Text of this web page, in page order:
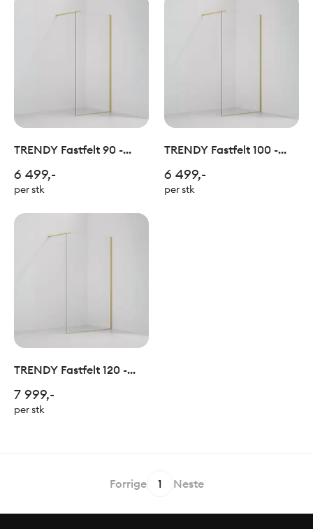
TRENDY Fastfelt 90 -
6 499,-
per stk
TRENDY Fastfelt 100 -
6 499,-
per stk
TRENDY Fastfelt 120 -
7 999,-
per stk
Forrige 1 Neste